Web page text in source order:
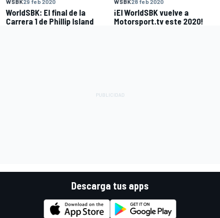
WSBK29 feb 2020
WorldSBK: El final de la
Carrera 1 de Phillip Island
WSBK28 feb 2020
¡El WorldSBK vuelve a
Motorsport.tv este 2020!
Descarga tus apps